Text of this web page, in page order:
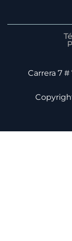
Carrera 7 #